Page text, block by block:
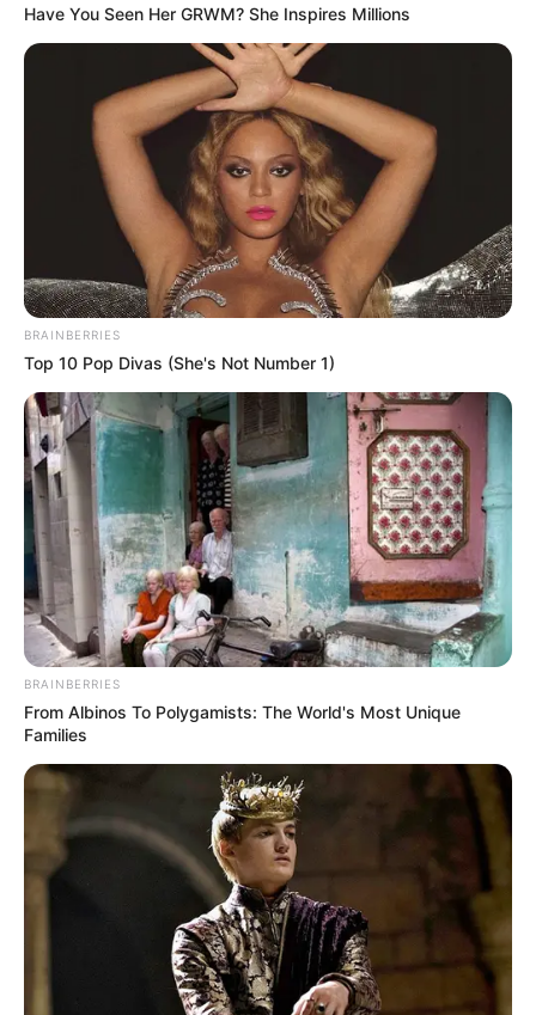
Have You Seen Her GRWM? She Inspires Millions
BRAINBERRIES
Top 10 Pop Divas (She's Not Number 1)
BRAINBERRIES
From Albinos To Polygamists: The World's Most Unique
Families